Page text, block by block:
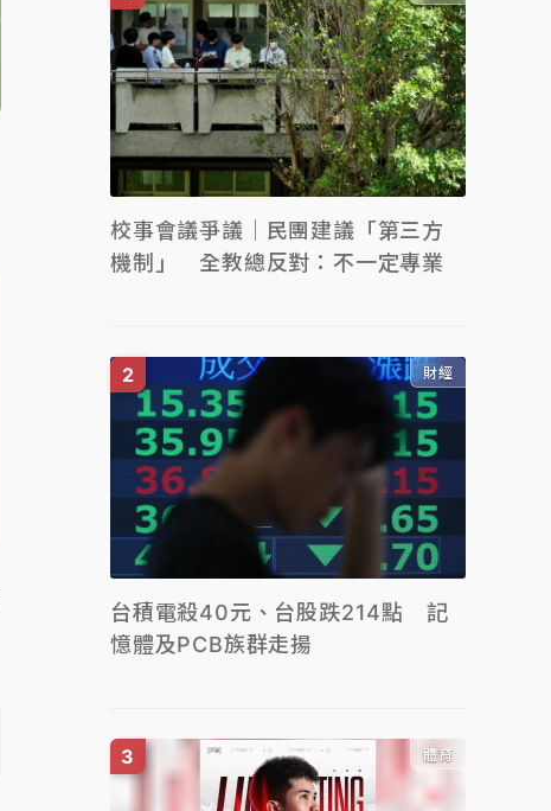
校事會議爭議｜民團建議「第三方
機制」 全教總反對：不一定專業
財經
台積電殺40元、台股跌214點 記
憶體及PCB族群走揚
體育